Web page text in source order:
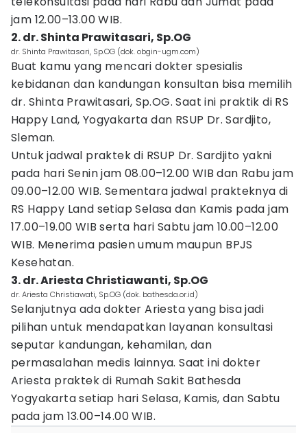
jam 12.00–13.00 WIB.
2. dr. Shinta Prawitasari, Sp.OG
dr. Shinta Prawitasari, Sp.OG (dok. obgin-ugm.com)
Buat kamu yang mencari dokter spesialis
kebidanan dan kandungan konsultan bisa memilih
dr. Shinta Prawitasari, Sp.OG. Saat ini praktik di RS
Happy Land, Yogyakarta dan RSUP Dr. Sardjito,
Sleman.
Untuk jadwal praktek di RSUP Dr. Sardjito yakni
pada hari Senin jam 08.00–12.00 WIB dan Rabu jam
09.00–12.00 WIB. Sementara jadwal prakteknya di
RS Happy Land setiap Selasa dan Kamis pada jam
17.00–19.00 WIB serta hari Sabtu jam 10.00–12.00
WIB. Menerima pasien umum maupun BPJS
Kesehatan.
3. dr. Ariesta Christiawanti, Sp.OG
dr. Ariesta Christiawati, Sp.OG (dok. bathesda.or.id)
Selanjutnya ada dokter Ariesta yang bisa jadi
pilihan untuk mendapatkan layanan konsultasi
seputar kandungan, kehamilan, dan
permasalahan medis lainnya. Saat ini dokter
Ariesta praktek di Rumah Sakit Bathesda
Yogyakarta setiap hari Selasa, Kamis, dan Sabtu
pada jam 13.00–14.00 WIB.